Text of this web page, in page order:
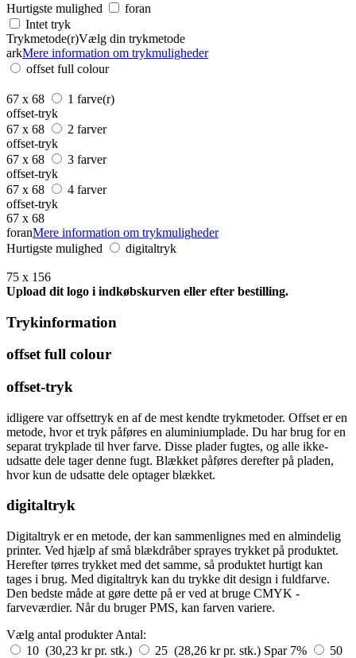
Hurtigste mulighed
foran
Intet tryk
Trykmetode(r)Vælg din trykmetode
arkMere information om trykmuligheder
offset full colour
67 x 68
1 farve(r)
offset-tryk
67 x 68
2 farver
offset-tryk
67 x 68
3 farver
offset-tryk
67 x 68
4 farver
offset-tryk
67 x 68
foranMere information om trykmuligheder
Hurtigste mulighed
digitaltryk
75 x 156
Upload dit logo i indkøbskurven eller efter bestilling.
Trykinformation
offset full colour
offset-tryk
idligere var offsettryk en af de mest kendte trykmetoder. Offset er en
metode, hvor et tryk påføres en aluminiumplade. Du har brug for en
separat trykplade til hver farve. Disse plader fugtes, og alle ikke-
udsatte dele tager denne fugt. Blækket påføres derefter på pladen,
hvor kun de udsatte dele optager blækket.
digitaltryk
Digitaltryk er en metode, der kan sammenlignes med en almindelig
printer. Ved hjælp af små blækdråber sprayes trykket på produktet.
Herefter tørres trykket med det samme, så produktet hurtigt kan
tages i brug. Med digitaltryk kan du trykke dit design i fuldfarve.
Den bedste måde at gøre dette på er ved at bruge CMYK -
farveværdier. Når du bruger PMS, kan farven variere.
Vælg antal produkter Antal:
10 (30,23 kr pr. stk.)
25 (28,26 kr pr. stk.) Spar 7% 50